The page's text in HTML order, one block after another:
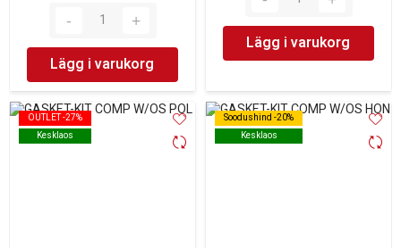
Lägg i varukorg
Lägg i varukorg
OUTLET -27%
Kesklaos
OUTLET -27%
Kesklaos
Soodushind -20%
Kesklaos
Soodushind -20%
Kesklaos